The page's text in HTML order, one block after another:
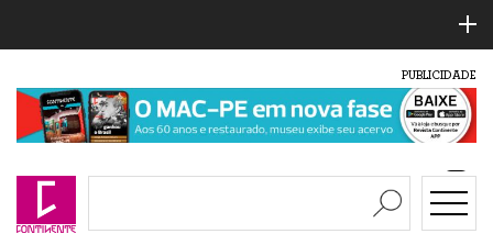
PUBLICIDADE